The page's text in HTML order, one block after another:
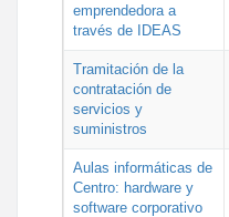
emprendedora a
través de IDEAS
Tramitación de la
contratación de
servicios y
suministros
Aulas informáticas de
Centro: hardware y
software corporativo